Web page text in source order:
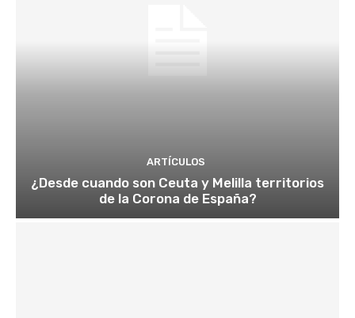
ARTÍCULOS
¿Desde cuando son Ceuta y Melilla territorios
de la Corona de España?